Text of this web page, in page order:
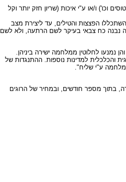
וכו') ו/או ע"י איכות (שריון חזק יותר וקל
אחרי מלחמת העולם היו ארה"ב וברה"מ שתי המעצמות החזקות ביותר, והן התחרו זו בזו על כוח ושליטה, תחרות שהייתה בעלת ממד אידאולוגי חזק. ב – 1949 השיגה גם ברה"מ יכולת גרעינית, ועד 1964 השתכללו הפצצות והטילים, עד ליצירת מצב
נבנה כח צבאי בעיקר לשם הרתעה, ולא לשם
לחלוטין ממלחמה ישירה ביניהן.
והכלכלית למדינות נוספות. ההתנגדות של
ע"י שליח".
בתוך מספר חודשים, ובמחיר של הרוגים